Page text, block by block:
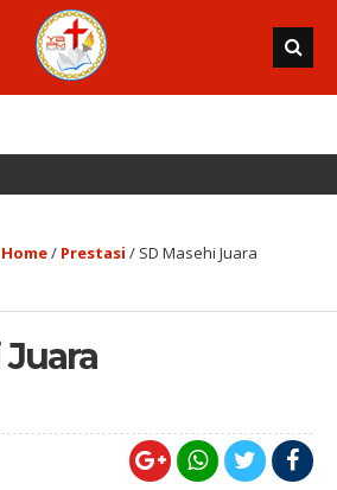
/ Prestasi / SD Masehi Juara
Juara